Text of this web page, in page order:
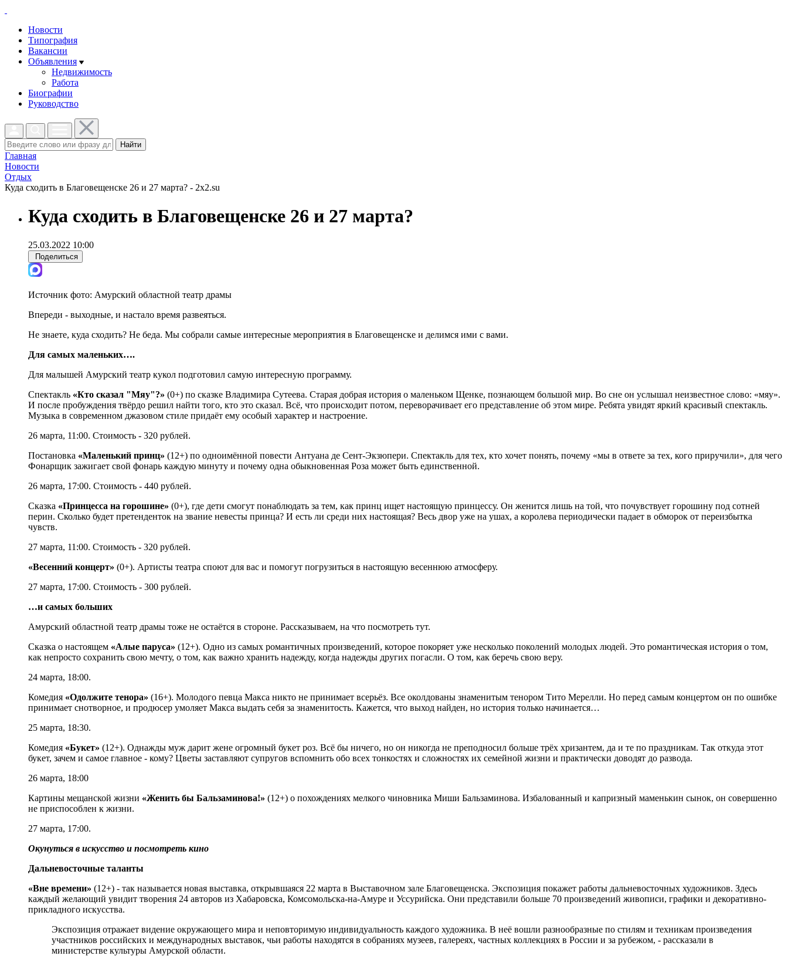
Новости
Типография
Вакансии
Объявления
Недвижимость
Работа
Биографии
Руководство
Найти
Главная
Новости
Отдых
Куда сходить в Благовещенске 26 и 27 марта? - 2x2.su
Куда сходить в Благовещенске 26 и 27 марта?
25.03.2022 10:00
Поделиться
Источник фото: Амурский областной театр драмы
Впереди - выходные, и настало время развеяться.
Не знаете, куда сходить? Не беда. Мы собрали самые интересные мероприятия в Благовещенске и делимся ими с вами.
Для самых маленьких….
Для малышей Амурский театр кукол подготовил самую интересную программу.
Спектакль «Кто сказал "Мяу"?» (0+) по сказке Владимира Сутеева. Старая добрая история о маленьком Щенке, познающем большой мир. Во сне он услышал неизвестное слово: «мяу».
И после пробуждения твёрдо решил найти того, кто это сказал. Всё, что происходит потом, переворачивает его представление об этом мире. Ребята увидят яркий красивый спектакль.
Музыка в современном джазовом стиле придаёт ему особый характер и настроение.
26 марта, 11:00. Стоимость - 320 рублей.
Постановка «Маленький принц» (12+) по одноимённой повести Антуана де Сент-Экзюпери. Спектакль для тех, кто хочет понять, почему «мы в ответе за тех, кого приручили», для чего
Фонарщик зажигает свой фонарь каждую минуту и почему одна обыкновенная Роза может быть единственной.
26 марта, 17:00. Стоимость - 440 рублей.
Сказка «Принцесса на горошине» (0+), где дети смогут понаблюдать за тем, как принц ищет настоящую принцессу. Он женится лишь на той, что почувствует горошину под сотней
перин. Сколько будет претенденток на звание невесты принца? И есть ли среди них настоящая? Весь двор уже на ушах, а королева периодически падает в обморок от переизбытка
чувств.
27 марта, 11:00. Стоимость - 320 рублей.
«Весенний концерт» (0+). Артисты театра споют для вас и помогут погрузиться в настоящую весеннюю атмосферу.
27 марта, 17:00. Стоимость - 300 рублей.
…и самых больших
Амурский областной театр драмы тоже не остаётся в стороне. Рассказываем, на что посмотреть тут.
Сказка о настоящем «Алые паруса» (12+). Одно из самых романтичных произведений, которое покоряет уже несколько поколений молодых людей. Это романтическая история о том,
как непросто сохранить свою мечту, о том, как важно хранить надежду, когда надежды других погасли. О том, как беречь свою веру.
24 марта, 18:00.
Комедия «Одолжите тенора» (16+). Молодого певца Макса никто не принимает всерьёз. Все околдованы знаменитым тенором Тито Мерелли. Но перед самым концертом он по ошибке
принимает снотворное, и продюсер умоляет Макса выдать себя за знаменитость. Кажется, что выход найден, но история только начинается…
25 марта, 18:30.
Комедия «Букет» (12+). Однажды муж дарит жене огромный букет роз. Всё бы ничего, но он никогда не преподносил больше трёх хризантем, да и те по праздникам. Так откуда этот
букет, зачем и самое главное - кому? Цветы заставляют супругов вспомнить обо всех тонкостях и сложностях их семейной жизни и практически доводят до развода.
26 марта, 18:00
Картины мещанской жизни «Женить бы Бальзаминова!» (12+) о похождениях мелкого чиновника Миши Бальзаминова. Избалованный и капризный маменькин сынок, он совершенно
не приспособлен к жизни.
27 марта, 17:00.
Окунуться в искусство и посмотреть кино
Дальневосточные таланты
«Вне времени» (12+) - так называется новая выставка, открывшаяся 22 марта в Выставочном зале Благовещенска. Экспозиция покажет работы дальневосточных художников. Здесь
каждый желающий увидит творения 24 авторов из Хабаровска, Комсомольска-на-Амуре и Уссурийска. Они представили больше 70 произведений живописи, графики и декоративно-
прикладного искусства.
Экспозиция отражает видение окружающего мира и неповторимую индивидуальность каждого художника. В неё вошли разнообразные по стилям и техникам произведения
участников российских и международных выставок, чьи работы находятся в собраниях музеев, галереях, частных коллекциях в России и за рубежом, - рассказали в
министерстве культуры Амурской области.